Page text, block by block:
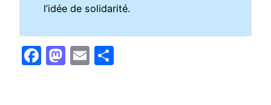
l’idée de solidarité.
Facebook
Mastodon
Email